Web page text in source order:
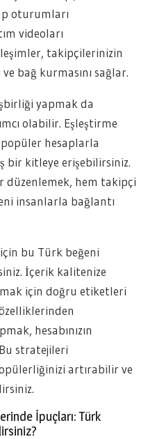
oturumları
videoları
takipçilerinizin
bağ kurmasını sağlar.
yapmak da
olabilir. Eşleştirme
hesaplarla
bir kitleye erişebilirsiniz.
düzenlemek, hem takipçi
insanlarla bağlantı
bu Türk beğeni
İçerik kalitenize
için doğru etiketleri
hesabınızın
stratejileri
artırabilir ve
İpuçları: Türk